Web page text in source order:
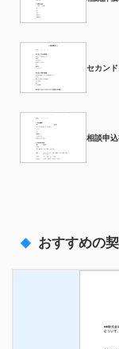
セカン
相談申込
おすすめの